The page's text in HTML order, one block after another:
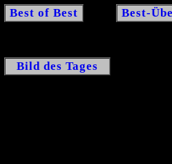
Best of Best Best-
Bild des Tages